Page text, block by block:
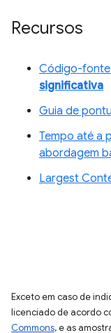
Recursos
Código-
significativa
Guia de
Tempo até a
abordagem
Largest
Exceto em caso de
licenciado de acordo
Commons, e as